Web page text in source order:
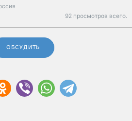
92 просмотров всего.
ОБСУДИТЬ